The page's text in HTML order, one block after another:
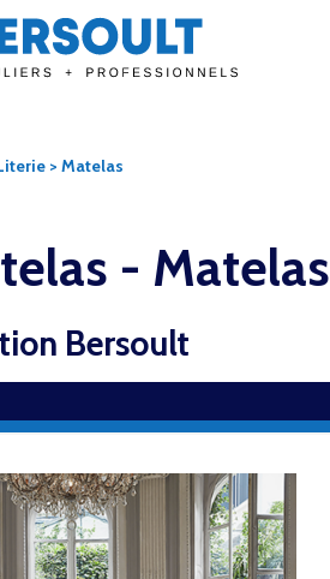
> Matelas
- Matelas
Bersoult